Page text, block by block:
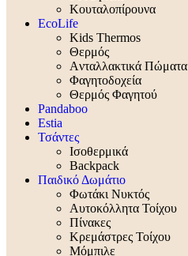
Κουταλοπίρουνα
EcoLife
Kids Thermos
Θερμός
Aνταλλακτικά Πώματα
Φαγητοδοχεία
Θερμός Φαγητού
Pandaboo
Estia
Τσάντες
Ισοθερμικά
Backpack
Παιδικό Δωμάτιο
Φωτάκι Νυκτός
Αυτοκόλλητα Τοίχου
Πίνακες
Κρεμάστρες Τοίχου
Μόμπιλε